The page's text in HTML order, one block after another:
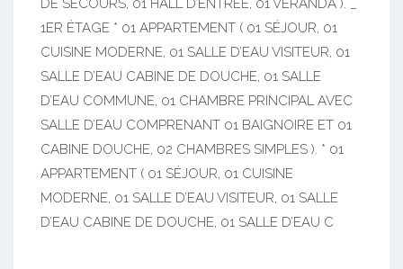
DE SECOURS, 01 HALL D’ENTRÉE, 01 VÉRANDA ). _
1ER ÉTAGE * 01 APPARTEMENT ( 01 SÉJOUR, 01
CUISINE MODERNE, 01 SALLE D’EAU VISITEUR, 01
SALLE D’EAU CABINE DE DOUCHE, 01 SALLE
D’EAU COMMUNE, 01 CHAMBRE PRINCIPAL AVEC
SALLE D’EAU COMPRENANT 01 BAIGNOIRE ET 01
CABINE DOUCHE, 02 CHAMBRES SIMPLES ). * 01
APPARTEMENT ( 01 SÉJOUR, 01 CUISINE
MODERNE, 01 SALLE D’EAU VISITEUR, 01 SALLE
D’EAU CABINE DE DOUCHE, 01 SALLE D’EAU C